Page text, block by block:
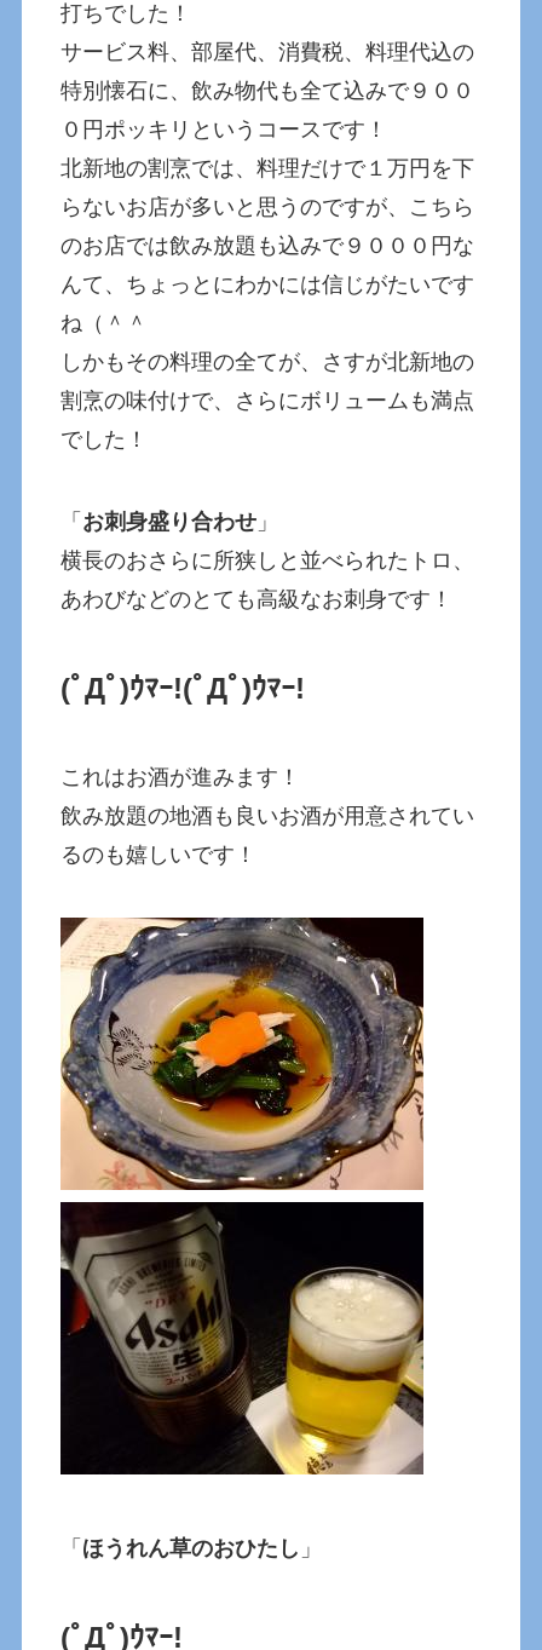
打ちでした！
サービス料、部屋代、消費税、料理代込の
特別懐石に、飲み物代も全て込みで９００
０円ポッキリというコースです！
北新地の割烹では、料理だけで１万円を下
らないお店が多いと思うのですが、こちら
のお店では飲み放題も込みで９０００円な
んて、ちょっとにわかには信じがたいです
ね（＾＾
しかもその料理の全てが、さすが北新地の
割烹の味付けで、さらにボリュームも満点
でした！
「 お刺身盛り合わせ 」
横長のおさらに所狭しと並べられたトロ、
あわびなどのとても高級なお刺身です！
(ﾟДﾟ)ｳﾏｰ!(ﾟДﾟ)ｳﾏｰ!
これはお酒が進みます！
飲み放題の地酒も良いお酒が用意されてい
るのも嬉しいです！
「 ほうれん草のおひたし 」
(ﾟДﾟ)ｳﾏｰ!